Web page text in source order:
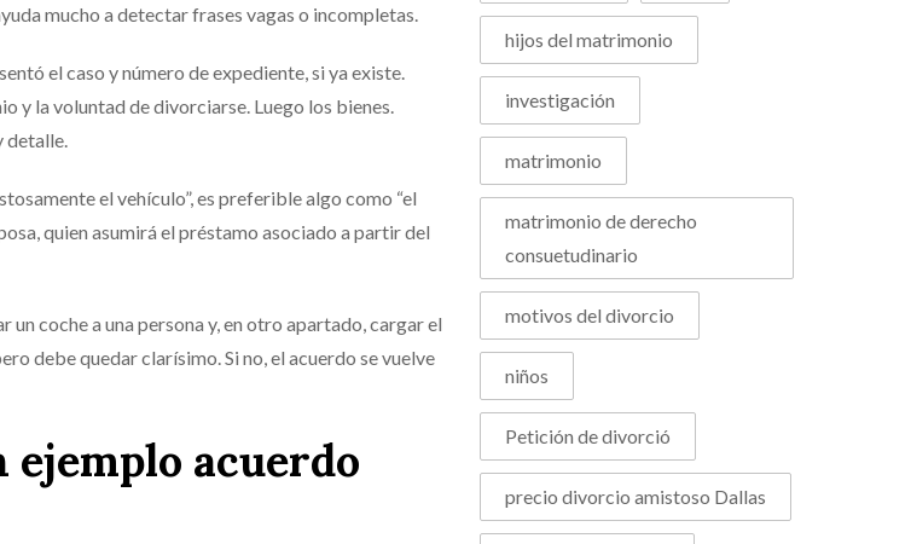
mucho a detectar frases vagas o incompletas.
el caso y número de expediente, si ya existe.
y la voluntad de divorciarse. Luego los bienes.
detalle.
el vehículo”, es preferible algo como “el
quien asumirá el préstamo asociado a partir del
coche a una persona y, en otro apartado, cargar el
debe quedar clarísimo. Si no, el acuerdo se vuelve
ejemplo acuerdo
hijos del matrimonio
investigación
matrimonio
matrimonio de derecho
consuetudinario
motivos del divorcio
niños
Petición de divorció
precio divorcio amistoso Dallas